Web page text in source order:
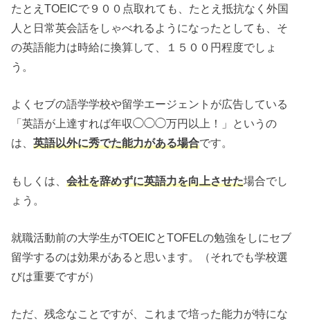
たとえTOEICで９００点取れても、たとえ抵抗なく外国
人と日常英会話をしゃべれるようになったとしても、そ
の英語能力は時給に換算して、
１５００円程度でしょ
う。
よくセブの語学学校や留学エージェントが広告している
「英語が上達すれば年収◯◯◯万円以上！」というの
は、英語以外に秀でた能力がある場合です。
もしくは、会社を辞めずに英語力を向上させた場合でし
ょう。
就職活動前の大学生がTOEICとTOFELの勉強をしにセブ
留学するのは効果があると思います。（それでも学校選
びは重要ですが）
ただ、残念なことですが、これまで培った能力が特にな